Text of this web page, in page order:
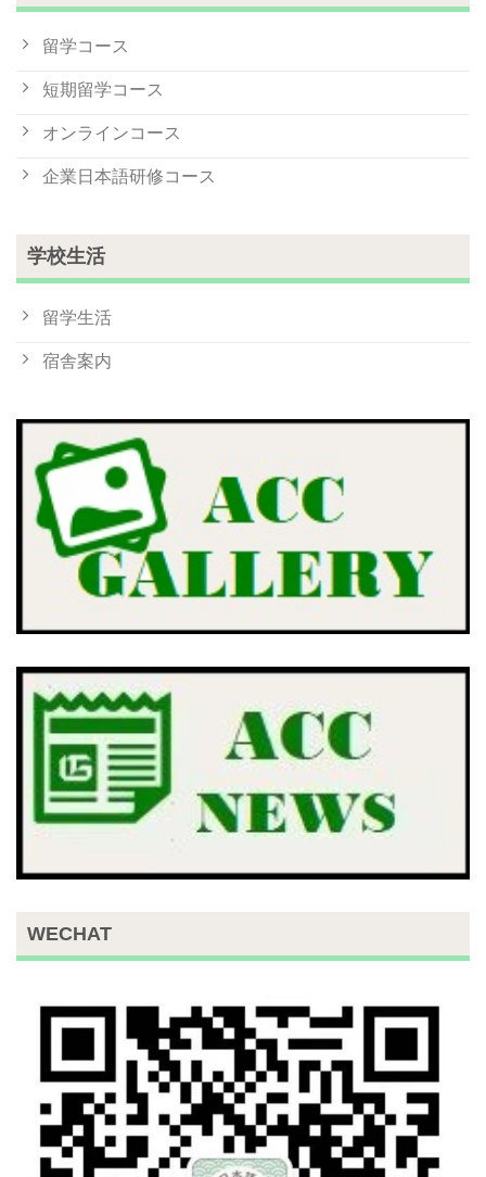
留学コース
短期留学コース
オンラインコース
企業日本語研修コース
学校生活
留学生活
宿舎案内
WECHAT